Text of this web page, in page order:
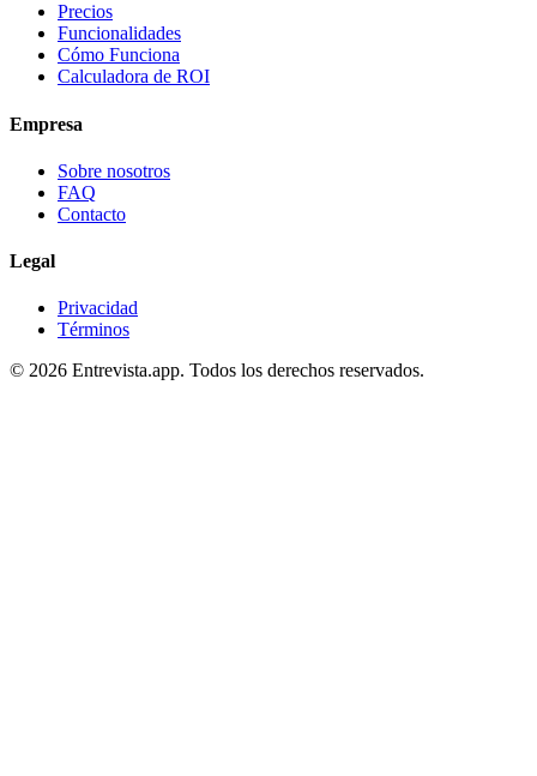
Precios
Funcionalidades
Cómo Funciona
Calculadora de ROI
Empresa
Sobre nosotros
FAQ
Contacto
Legal
Privacidad
Términos
© 2026 Entrevista.app. Todos los derechos reservados.